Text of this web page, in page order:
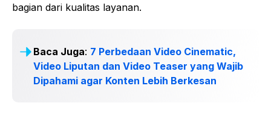
bagian dari kualitas layanan.
Baca Juga: 7 Perbedaan Video Cinematic,
Video Liputan dan Video Teaser yang Wajib
Dipahami agar Konten Lebih Berkesan